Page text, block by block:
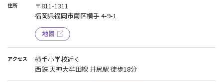
住所
〒811-1311
福岡県福岡市南区横手 4-9-1
地図
アクセス
横手小学校近く
西鉄 天神大牟田線 井尻駅 徒歩18分